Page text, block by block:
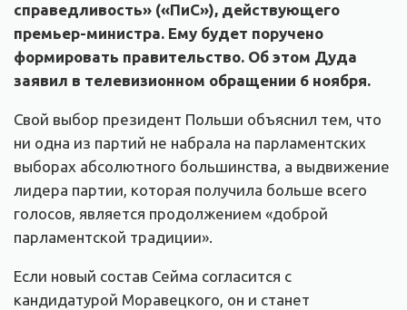
справедливость» («ПиС»), действующего
премьер-министра. Ему будет поручено
формировать правительство. Об этом Дуда
заявил в телевизионном обращении 6 ноября.
Свой выбор президент Польши объяснил тем, что
ни одна из партий не набрала на парламентских
выборах абсолютного большинства, а выдвижение
лидера партии, которая получила больше всего
голосов, является продолжением «доброй
парламентской традиции».
Если новый состав Сейма согласится с
кандидатурой Моравецкого, он и станет